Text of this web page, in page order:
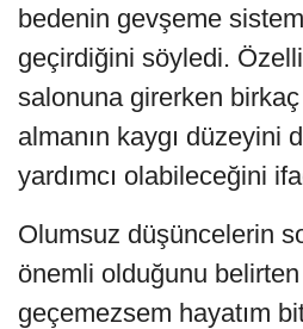
bedenin gevşeme
geçirdiğini söyledi.
salonuna girerken
almanın kaygı düzeyini
yardımcı olabileceğini
Olumsuz düşüncelerin
önemli olduğunu belirten
geçemezsem hayatım